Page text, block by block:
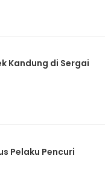
Kandung di Sergai
Pelaku Pencuri